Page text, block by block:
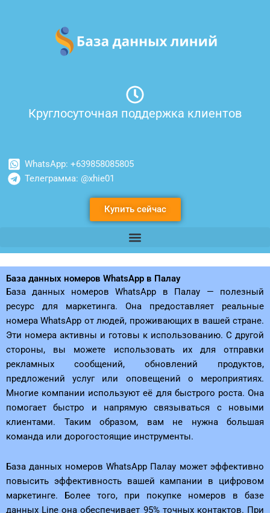
содержимому
Круглосуточная поддержка клиентов
WhatsApp: +639858085805
Телеграмма: @xhie01
Купить сейчас
База данных номеров WhatsApp в Палау
База данных номеров WhatsApp в Палау — полезный
ресурс для маркетинга. Она предоставляет реальные
номера WhatsApp от людей, проживающих в вашей стране.
Эти номера активны и готовы к использованию. С другой
стороны, вы можете использовать их для отправки
рекламных сообщений, обновлений продуктов,
предложений услуг или оповещений о мероприятиях.
Многие компании используют её для быстрого роста. Она
помогает быстро и напрямую связываться с новыми
клиентами. Таким образом, вам не нужна большая
команда или дорогостоящие инструменты.
База данных номеров WhatsApp Палау может эффективно
повысить эффективность вашей кампании в цифровом
маркетинге. Более того, при покупке номеров в базе
данных Line она обеспечивает 95% точных контактов. При